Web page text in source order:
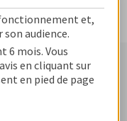
et,
son audience.
6 mois. Vous
en cliquant sur
en pied de page